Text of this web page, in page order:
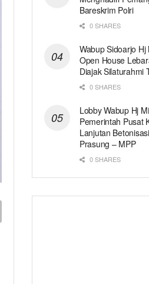
Bareskrim Polri
0 SHARES
Wabup Sidoarjo
Open House
Diajak Silaturahmi
0 SHARES
Lobby Wabup Hj
Pemerintah Pusat
Lanjutan
Prasung – MPP
0 SHARES